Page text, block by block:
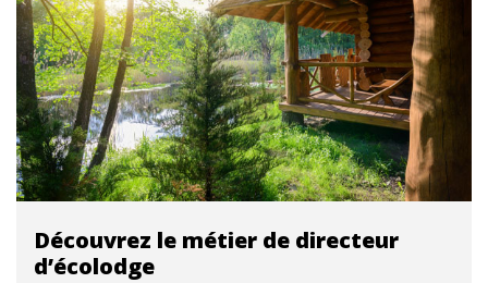
Découvrez le métier de directeur
d’écolodge